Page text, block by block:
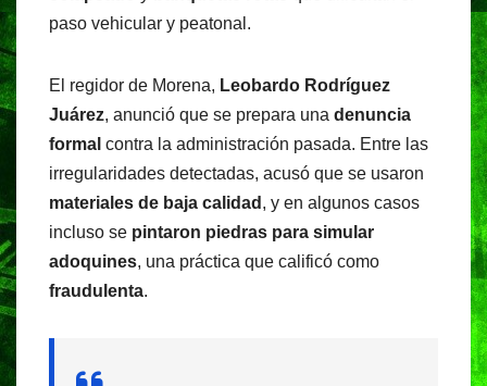
paso vehicular y peatonal.
El regidor de Morena, Leobardo Rodríguez
Juárez, anunció que se prepara una denuncia
formal contra la administración pasada. Entre las
irregularidades detectadas, acusó que se usaron
materiales de baja calidad , y en algunos casos
incluso se pintaron piedras para simular
adoquines, una práctica que calificó como
fraudulenta.